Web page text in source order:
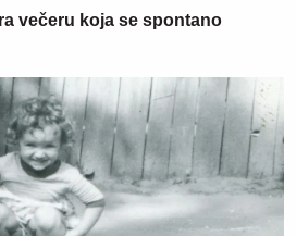
večeru koja se spontano